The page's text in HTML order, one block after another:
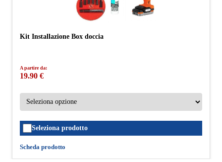
Kit Installazione Box doccia
A partire da:
19.90 €
Seleziona prodotto
Scheda prodotto